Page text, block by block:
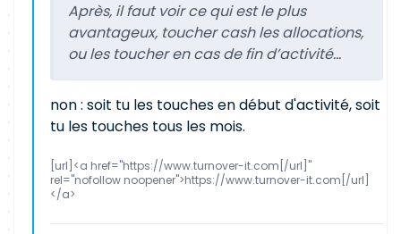
Après, il faut voir ce qui est le plus
avantageux, toucher cash les allocations,
ou les toucher en cas de fin d’activité…
non : soit tu les touches en début d'activité, soit
tu les touches tous les mois.
[url]<a href="https://www.turnover-it.com[/url]"
rel="nofollow noopener">https://www.turnover-it.com[/url]
</a>